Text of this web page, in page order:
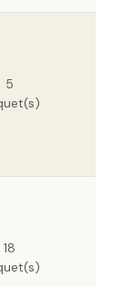
Ep.
Ep.
Ep.
Ep.
5
18